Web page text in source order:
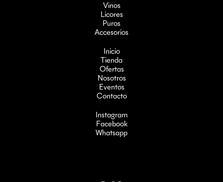
Vinos
Licores
Puros
Accesorios
Inicio
Tienda
Ofertas
Nosotros
Eventos
Contacto
Instagram
Facebook
Whatsapp